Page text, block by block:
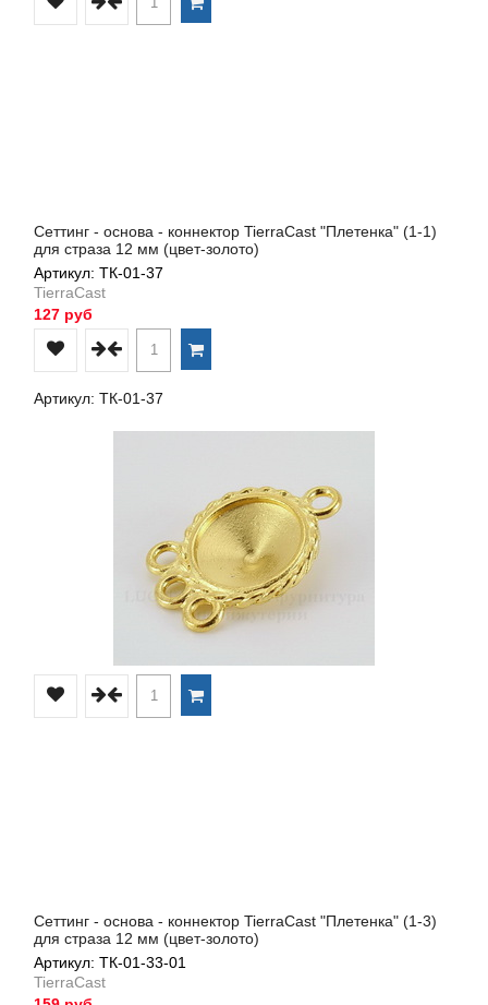
Сеттинг - основа - коннектор TierraCast "Плетенка" (1-1)
для страза 12 мм (цвет-золото)
Артикул: ТК-01-37
TierraCast
127 руб
Артикул: ТК-01-37
Сеттинг - основа - коннектор TierraCast "Плетенка" (1-3)
для страза 12 мм (цвет-золото)
Артикул: ТК-01-33-01
TierraCast